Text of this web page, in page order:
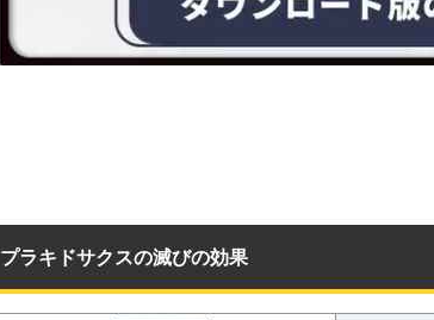
プラキドサクスの滅びの効果